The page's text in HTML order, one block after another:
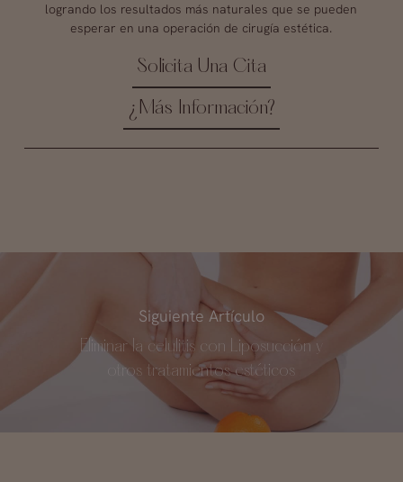
logrando los resultados más naturales que se pueden
esperar en una operación de cirugía estética.
Solicita Una Cita
¿Más Información?
Siguiente Artículo
Eliminar la celulitis con Liposucción y
otros tratamientos estéticos